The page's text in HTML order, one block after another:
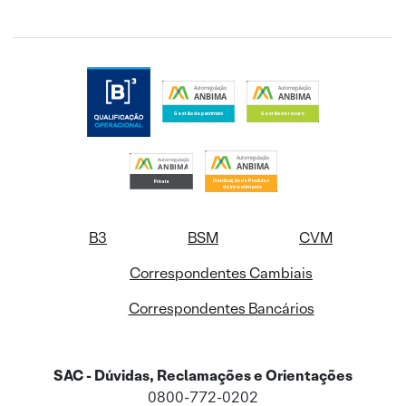
B3 BSM
CVM
Correspondentes Cambiais
Correspondentes Bancários
SAC - Dúvidas, Reclamações e Orientações
0800-772-0202